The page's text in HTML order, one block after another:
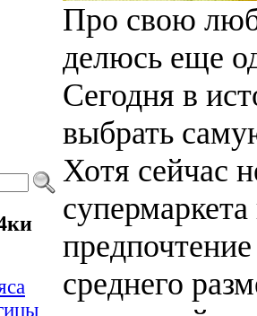
Про свою
делюсь еще
Сегодня в
выбрать
Хотя сейчас
среднего